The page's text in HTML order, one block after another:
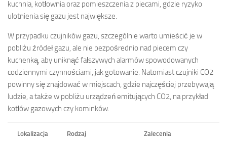
kuchnia, kotłownia oraz pomieszczenia z piecami, gdzie ryzyko
ulotnienia się gazu jest największe.
W przypadku czujników gazu, szczególnie warto umieścić je w
pobliżu źródeł gazu, ale nie bezpośrednio nad piecem czy
kuchenką, aby uniknąć fałszywych alarmów spowodowanych
codziennymi czynnościami, jak gotowanie. Natomiast czujniki CO2
powinny się znajdować w miejscach, gdzie najczęściej przebywają
ludzie, a także w pobliżu urządzeń emitujących CO2, na przykład
kotłów gazowych czy kominków.
Lokalizacja
Rodzaj
Zalecenia